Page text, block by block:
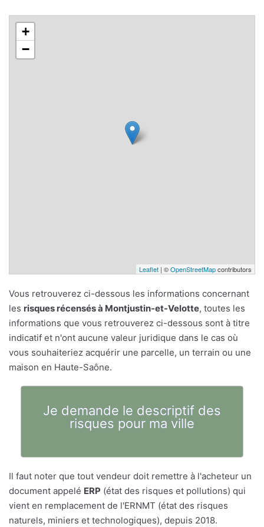
+
−
Leaflet | ©OpenStreetMapcontributors
Vous retrouverez ci-dessous les informations concernant
les risques récensés à Montjustin-et-Velotte, toutes les
informations que vous retrouverez ci-dessous sont à titre
indicatif et n'ont aucune valeur juridique dans le cas où
vous souhaiteriez acquérir une parcelle, un terrain ou une
maison en Haute-Saône.
Je demande le descriptif des
risques pour ma ville
Il faut noter que tout vendeur doit remettre à l'acheteur un
document appelé ERP (état des risques et pollutions) qui
vient en remplacement de l'ERNMT (état des risques
naturels, miniers et technologiques), depuis 2018.